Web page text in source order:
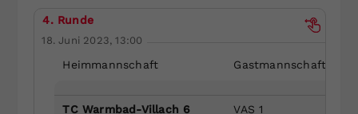
4. Runde
18. Juni 2023, 13:00
Heimmannschaft Gastmannschaft
TC Warmbad-Villach 6 VAS 1